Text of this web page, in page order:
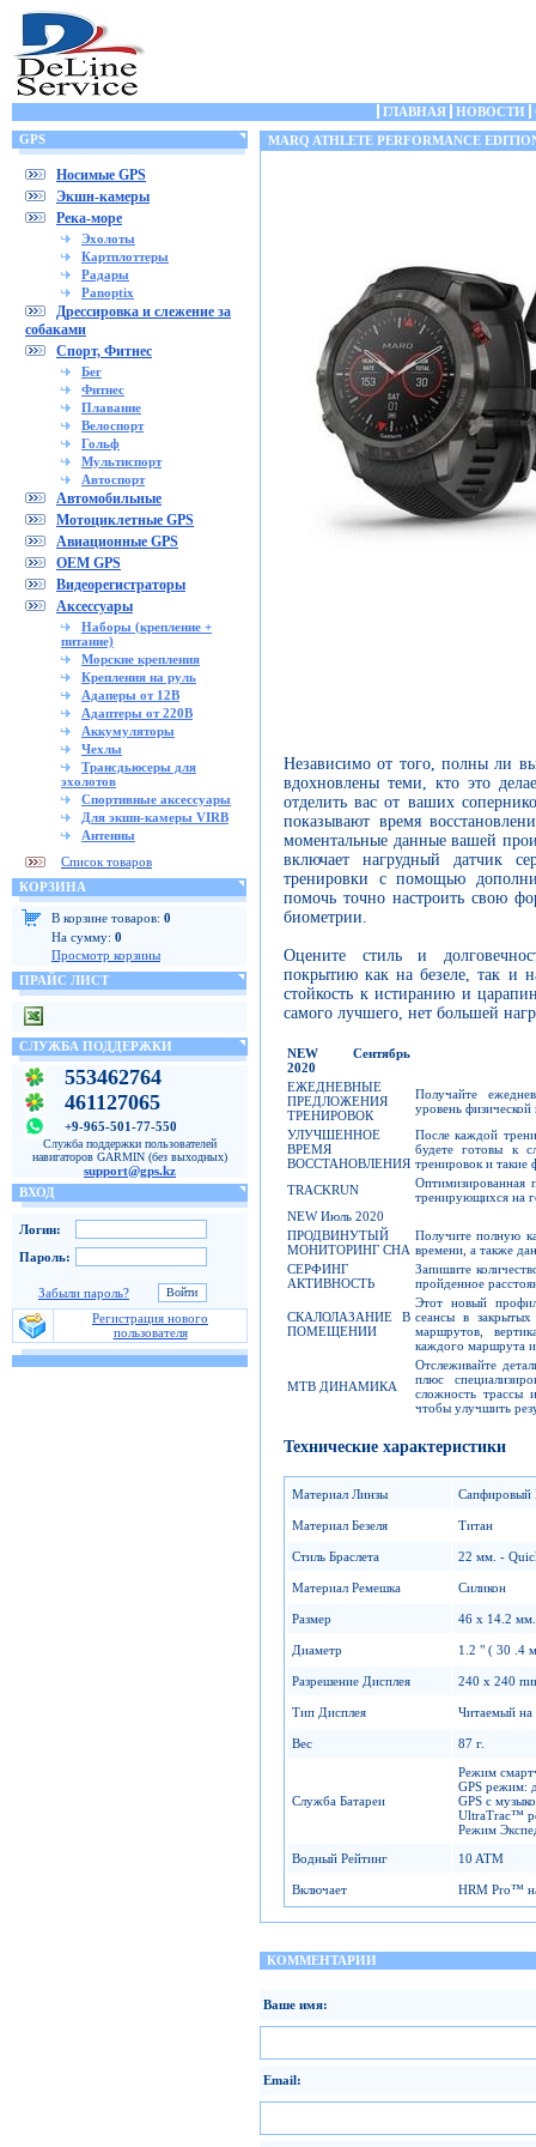
ГЛАВНАЯ НОВОСТИ
GPS
Носимые GPS
Экшн-камеры
Река-море
Эхолоты
Картплоттеры
Радары
Panoptix
Дрессировка и слежение за
собаками
Спорт, Фитнес
Бег
Фитнес
Плавание
Велоспорт
Гольф
Мультиспорт
Автоспорт
Автомобильные
Мотоциклетные GPS
Авиационные GPS
OEM GPS
Видеорегистраторы
Аксессуары
Наборы (крепление +
питание)
Морские крепления
Крепления на руль
Адаперы от 12В
Адаптеры от 220В
Аккумуляторы
Чехлы
Трансдьюсеры для
эхолотов
Спортивные аксессуары
Для экшн-камеры VIRB
Антенны
Список товаров
КОРЗИНА
В корзине товаров: 0
На сумму: 0
Просмотр корзины
ПРАЙС ЛИСТ
СЛУЖБА ПОДДЕРЖКИ
553462764
461127065
+9-965-501-77-550
Служба поддержки пользователей
навигаторов GARMIN (без выходных)
support@gps.kz
ВХОД
Логин:
Пароль:
Забыли пароль?
Регистрация нового
пользователя
MARQ ATHLETE PERFORMANCE
Независимо от того, полны ли
вдохновлены теми, кто это
отделить вас от ваших
показывают время
моментальные данные вашей
включает нагрудный датчик
тренировки с помощью
помочь точно настроить свою
биометрии.
Оцените стиль и
покрытию как на безеле, так и
стойкость к истиранию и
самого лучшего, нет большей
NEW Сентябрь
2020
ЕЖЕДНЕВНЫЕ
ПРЕДЛОЖЕНИЯ
ТРЕНИРОВОК
Получайте
уровень физической
УЛУЧШЕННОЕ
ВРЕМЯ
ВОССТАНОВЛЕНИЯ
После каждой
будете готовы к
тренировок и такие
TRACKRUN
Оптимизированная
тренирующихся на
NEW Июль 2020
ПРОДВИНУТЫЙ
МОНИТОРИНГ СНА
Получите полную
времени, а также
СЕРФИНГ
АКТИВНОСТЬ
Запишите
пройденное
СКАЛОЛАЗАНИЕ В
ПОМЕЩЕНИИ
Этот новый
сеансы в закрытых
маршрутов,
каждого маршрута
MTB ДИНАМИКА
Отслеживайте
плюс
сложность трассы
чтобы улучшить
Технические характеристики
Материал Линзы Сапфировый
Материал Безеля Титан
Стиль Браслета 22 мм. -
Материал Ремешка Силикон
Размер 46 x 14.2 мм.
Диаметр 1.2 " ( 30 .4
Разрешение Дисплея 240 x 240
Тип Дисплея Читаемый на
Вес 87 г.
Служба Батареи
Режим
GPS режим:
GPS с
UltraTrac™
Режим
Водный Рейтинг
10 ATM
Включает HRM Pro™
КОММЕНТАРИИ
Ваше имя:
Email: